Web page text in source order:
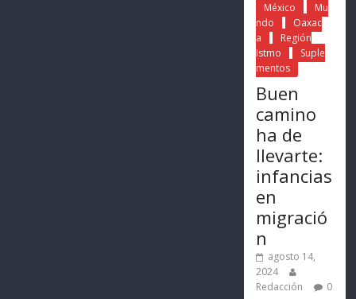
México
Mu
ndo
Oaxac
a
Región
Istmo
Suple
mentos
Buen
camino
ha de
llevarte:
infancias
en
migració
n
agosto 14,
2024
Redacción
0